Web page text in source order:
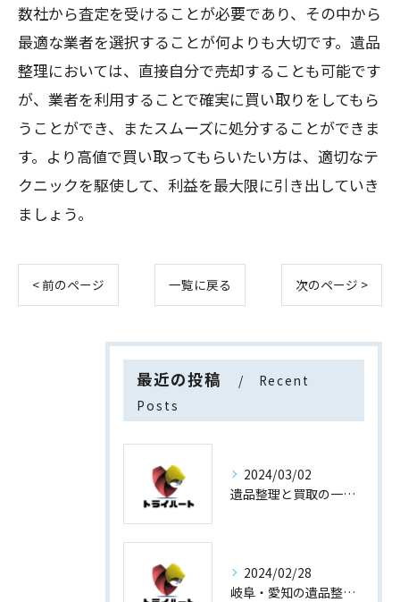
数社から査定を受けることが必要であり、その中から
最適な業者を選択することが何よりも大切です。遺品
整理においては、直接自分で売却することも可能です
が、業者を利用することで確実に買い取りをしてもら
うことができ、またスムーズに処分することができま
す。より高値で買い取ってもらいたい方は、適切なテ
クニックを駆使して、利益を最大限に引き出していき
ましょう。
< 前のページ 一覧に戻る 次のページ >
最近の投稿
Recent
Posts
2024/03/02
遺品整理と買取の一石二鳥
2024/02/28
岐阜・愛知の遺品整理と買取専門店【査定士が高額買取】